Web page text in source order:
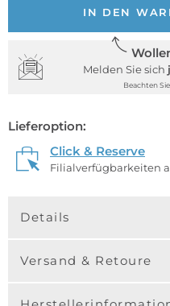
IN DEN
Melden Sie sich
Beachten
Lieferoption:
Click & Reserve
Filialverfügbarkeiten
Details
Versand & Retoure